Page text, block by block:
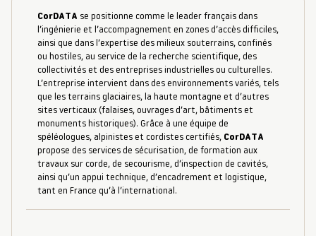
CorDATA se positionne comme le leader français dans
l’ingénierie et l’accompagnement en zones d’accès difficiles,
ainsi que dans l’expertise des milieux souterrains, confinés
ou hostiles, au service de la recherche scientifique, des
collectivités et des entreprises industrielles ou culturelles.
L’entreprise intervient dans des environnements variés, tels
que les terrains glaciaires, la haute montagne et d’autres
sites verticaux (falaises, ouvrages d’art, bâtiments et
monuments historiques). Grâce à une équipe de
spéléologues, alpinistes et cordistes certifiés, CorDATA
propose des services de sécurisation, de formation aux
travaux sur corde, de secourisme, d’inspection de cavités,
ainsi qu’un appui technique, d’encadrement et logistique,
tant en France qu’à l’international.